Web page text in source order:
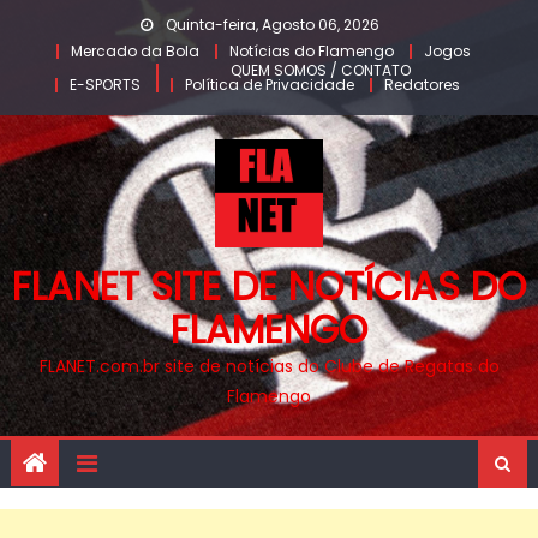
content
Quinta-feira, Agosto 06, 2026
Mercado da Bola
Notícias do Flamengo
Jogos
E-SPORTS
QUEM SOMOS / CONTATO
Política de Privacidade Redatores
FLANET SITE DE NOTÍCIAS DO
FLAMENGO
FLANET.com.br site de notícias do Clube de Regatas do
Flamengo